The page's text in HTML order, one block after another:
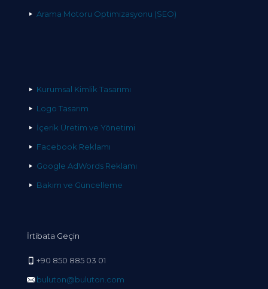
Arama Motoru Optimizasyonu (SEO)
Kurumsal Kimlik Tasarımı
Logo Tasarım
İçerik Üretim ve Yönetimi
Facebook Reklamı
Google AdWords Reklamı
Bakım ve Güncelleme
İrtibata Geçin
+90 850 885 03 01
buluton@buluton.com